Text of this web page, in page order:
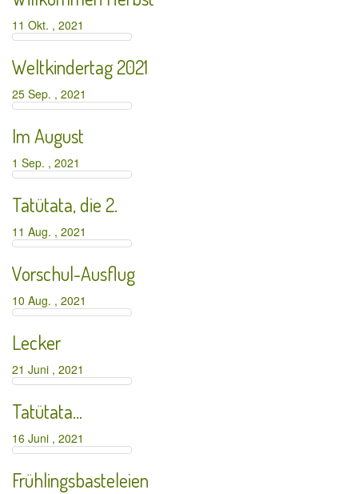
11 Okt. , 2021
Weltkindertag 2021
25 Sep. , 2021
Im August
1 Sep. , 2021
Tatütata, die 2.
11 Aug. , 2021
Vorschul-Ausflug
10 Aug. , 2021
Lecker
21 Juni , 2021
Tatütata…
16 Juni , 2021
Frühlingsbasteleien